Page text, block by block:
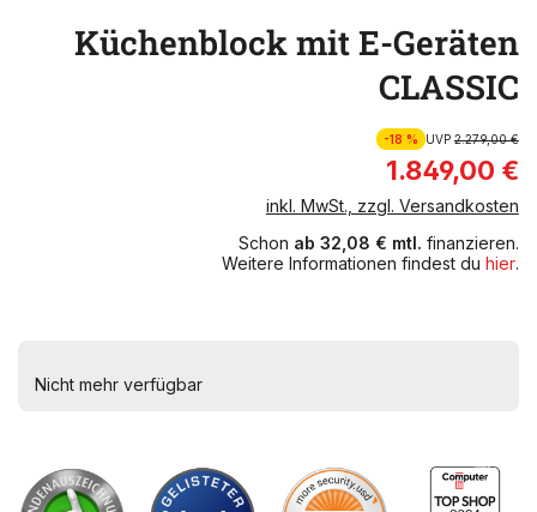
Küchenblock mit E-Geräten
CLASSIC
-18 % UVP2.279,00 €
1.849,00 €
inkl. MwSt., zzgl. Versandkosten
Schon ab 32,08 € mtl. finanzieren.
Weitere Informationen findest du hier.
Nicht mehr verfügbar